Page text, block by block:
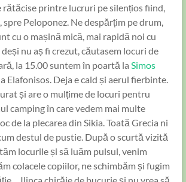
rătăcise printre lucruri pe silențios fiind,
Peloponez. Ne despărțim pe drum,
cu o mașină mică, mai rapidă noi cu
nu aș fi crezut, căutasem locuri de
la 15.00 suntem în poartă la Simos
Elafonisos. Deja e cald și aerul fierbinte.
și are o mulțime de locuri pentru
camping în care vedem mai multe
de la plecarea din Sikia. Toată Grecia ni
destul de pustie. După o scurtă vizită
locurile și să luăm pulsul, venim
colacele copiilor, ne schimbăm și fugim